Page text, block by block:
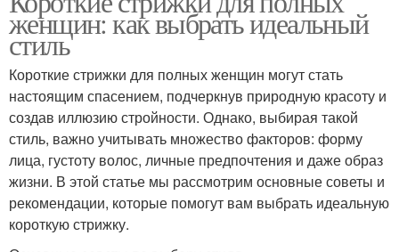
женщин: как выбрать идеальный
стиль
Короткие стрижки для полных женщин могут стать
настоящим спасением, подчеркнув природную красоту и
создав иллюзию стройности. Однако, выбирая такой
стиль, важно учитывать множество факторов: форму
лица, густоту волос, личные предпочтения и даже образ
жизни. В этой статье мы рассмотрим основные советы и
рекомендации, которые помогут вам выбрать идеальную
короткую стрижку.